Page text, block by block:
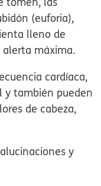
(euforia),
lleno de
alerta máxima.
cardíaca,
y también pueden
de cabeza,
y